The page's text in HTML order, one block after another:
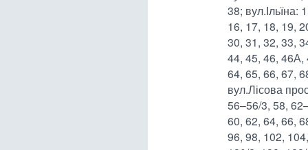
38; вул.Ільїна:
16, 17, 18, 19,
30, 31, 32, 33,
44, 45, 46, 46А,
64, 65, 66, 67,
вул.Лісова
56–56/3, 58,
60, 62, 64, 66,
96, 98, 102,